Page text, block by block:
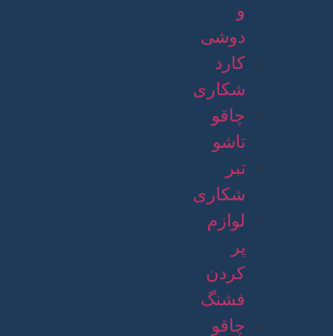
و
دوشی
کارد
شکاری
چاقو
تاشو
تبر
شکاری
لوازم
پر
کردن
فشنگ
چاقو